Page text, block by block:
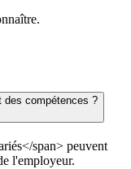
des compétences ?
span> peuvent
l'employeur.